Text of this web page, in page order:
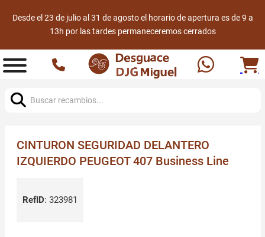
Desde el 23 de julio al 31 de agosto el horario de apertura es de 9 a
13h por las tardes permaneceremos cerrados
CINTURON SEGURIDAD DELANTERO
IZQUIERDO PEUGEOT 407 Business Line
RefID: 323981